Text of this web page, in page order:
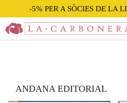
-5% PER A SÒCIES DE LA
ANDANA EDITORIAL